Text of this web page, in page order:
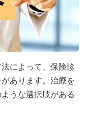
によって、保険診
あります。治療を
うな選択肢がある